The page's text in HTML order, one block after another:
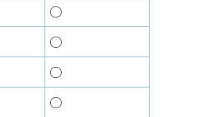
○
○
○
○